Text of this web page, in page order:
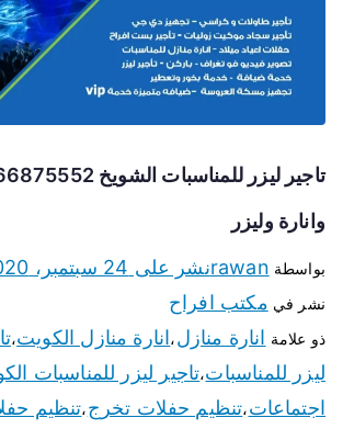
وانارة وليزر
بواسطة rawanنشر على 24 سبتمبر، 2020
نشر في مكتب افراح
ذو علامة انارة منازل،انارة منازل الكويت،
ليزر للمناسبات،تاجير ليزر للمناسبات
اجتماعات،تنظيم حفلات تخرج،تنظيم